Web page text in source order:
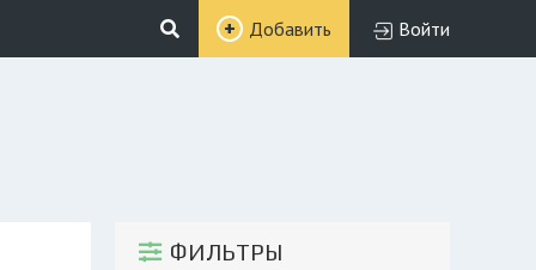
Добавить Войти
ФИЛЬТРЫ